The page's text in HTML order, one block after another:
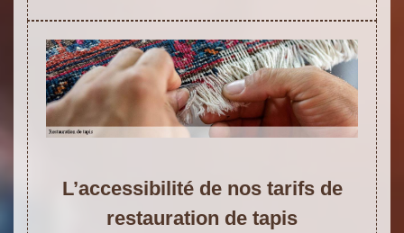
L’accessibilité de nos tarifs de
restauration de tapis